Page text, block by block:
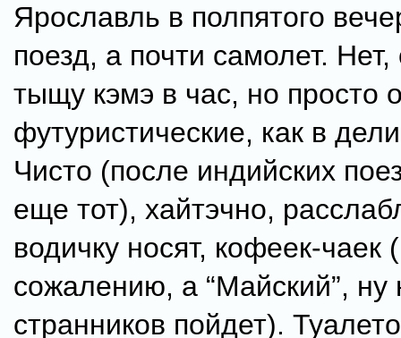
Ярославль в полпятого
поезд, а почти самолет.
тыщу кэмэ в час, но просто
футуристические, как в
Чисто (после индийских
еще тот), хайтэчно,
водичку носят, кофеек-чаек
сожалению, а “Майский”, ну
странников пойдет).